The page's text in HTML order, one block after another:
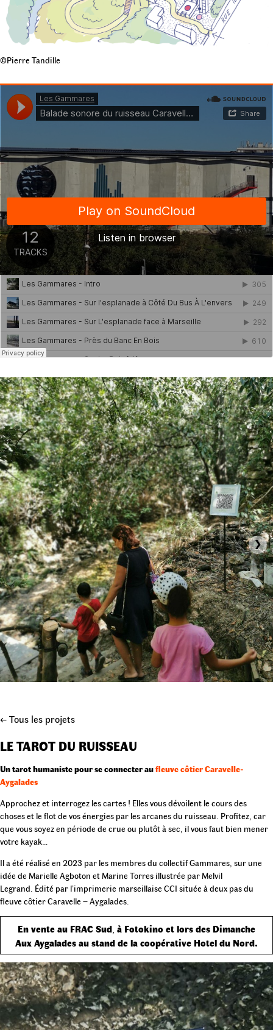
©Pierre Tandille
›
← Tous les projets
LE TAROT DU RUISSEAU
Un tarot humaniste pour se connecter aufleuve côtier Caravelle-
Aygalades
Approchez et interrogez les cartes ! Elles vous dévoilent le cours des
choses et le flot de vos énergies par les arcanes du ruisseau. Profitez, car
que vous soyez en période de crue ou plutôt à sec, il vous faut bien mener
votre kayak…
Il a été réalisé en 2023 par les membres du collectif Gammares, sur une
idée de Marielle Agboton et Marine Torres illustrée par Melvil
Legrand. Édité par l’imprimerie marseillaise CCI située à deux pas du
fleuve côtier Caravelle – Aygalades.
En vente au FRAC Sud à Fotokinoet lors des Dimanche
Aux Aygalades au stand de la coopérative Hotel du Nord.